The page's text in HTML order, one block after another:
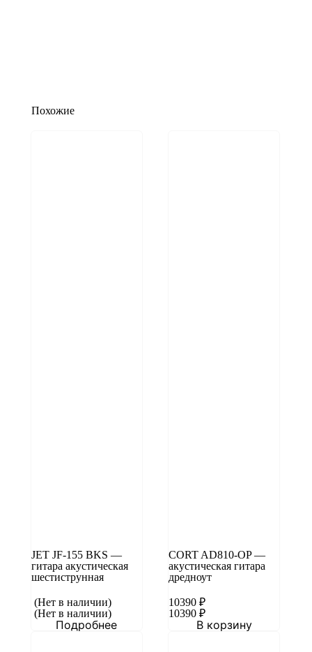
Похожие
JET JF-155 BKS —
гитара акустическая
шестиструнная
(Нет в наличии)
(Нет в наличии)
Подробнее
CORT AD810-OP —
акустическая гитара
дредноут
10390 ₽
10390 ₽
В корзину